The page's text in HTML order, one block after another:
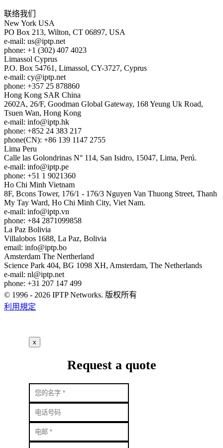
联络我们
New York USA
PO Box 213, Wilton, CT 06897, USA
e-mail: us
iptp.net
phone: +1 (302) 407 4023
Limassol Cyprus
P.O. Box 54761, Limassol, CY-3727, Cyprus
e-mail: cy
iptp.net
phone: +357 25 878860
Hong Kong SAR China
2602A, 26/F, Goodman Global Gateway, 168 Yeung Uk Road,
Tsuen Wan, Hong Kong
e-mail: info
iptp.hk
phone: +852 24 383 217
phone(CN): +86 139 1147 2755
Lima Peru
Calle las Golondrinas N° 114, San Isidro, 15047, Lima, Perú.
e-mail: info
iptp.pe
phone: +51 1 9021360
Ho Chi Minh Vietnam
8F, Bcons Tower, 176/1 - 176/3 Nguyen Van Thuong Street, Thanh
My Tay Ward, Ho Chi Minh City, Viet Nam.
e-mail: info
iptp.vn
phone: +84 2871099858
La Paz Bolivia
Villalobos 1688, La Paz, Bolivia
email: info
iptp.bo
Amsterdam The Nertherland
Science Park 404, BG 1098 XH, Amsterdam, The Netherlands
e-mail: nl
iptp.net
phone: +31 207 147 499
© 1996 - 2026 IPTP Networks. 版权所有
利用規定
x
Request a quote